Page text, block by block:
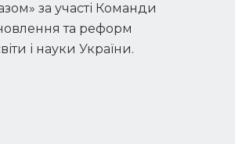
за участі Команди
та реформ
і науки України.